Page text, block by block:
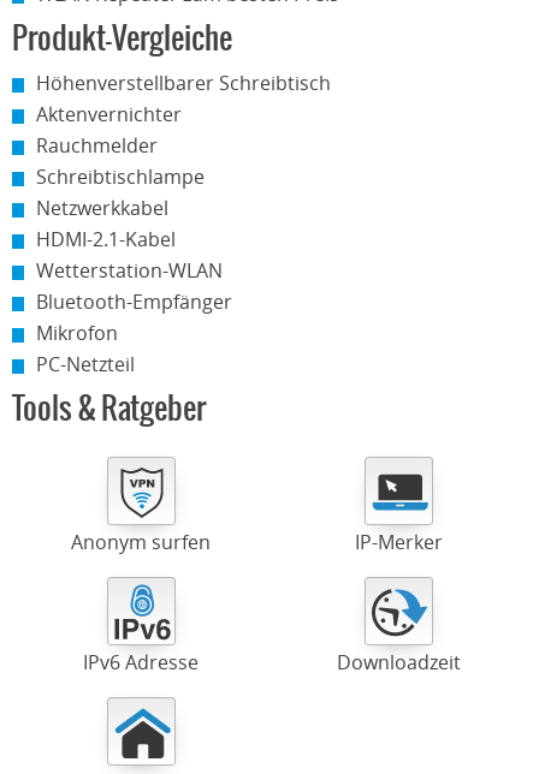
Produkt-Vergleiche
Höhenverstellbarer Schreibtisch
Aktenvernichter
Rauchmelder
Schreibtischlampe
Netzwerkkabel
HDMI-2.1-Kabel
Wetterstation-WLAN
Bluetooth-Empfänger
Mikrofon
PC-Netzteil
Tools & Ratgeber
Anonym surfen IP-Merker
IPv6 Adresse Downloadzeit